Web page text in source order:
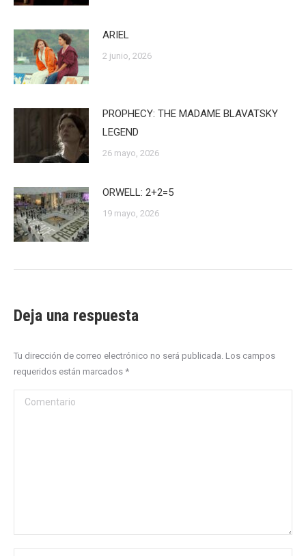
ARIEL
2 junio, 2026
PROPHECY: THE MADAME BLAVATSKY
LEGEND
26 mayo, 2026
ORWELL: 2+2=5
19 mayo, 2026
Deja una respuesta
Tu dirección de correo electrónico no será publicada. Los campos
requeridos están marcados *
Comentario